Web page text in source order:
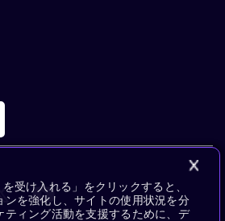
受け入れる」をクリックすると、
ンを強化し、サイトの使用状況を分
ティング活動を支援するために、デ